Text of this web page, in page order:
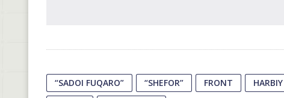
“SADOI FUQARO” “SHEFOR” FRONT HARBIY